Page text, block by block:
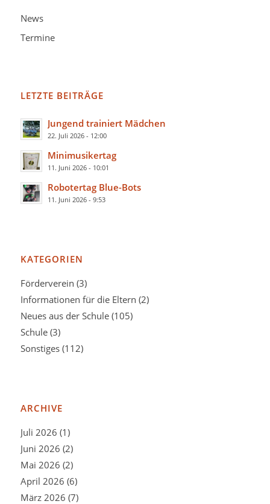
News
Termine
LETZTE BEITRÄGE
Jungend trainiert Mädchen
22. Juli 2026 - 12:00
Minimusikertag
11. Juni 2026 - 10:01
Robotertag Blue-Bots
11. Juni 2026 - 9:53
KATEGORIEN
Förderverein (3)
Informationen für die Eltern (2)
Neues aus der Schule(105)
Schule(3)
Sonstiges(112)
ARCHIVE
Juli 2026 (1)
Juni 2026 (2)
Mai 2026 (2)
April 2026 (6)
März 2026 (7)